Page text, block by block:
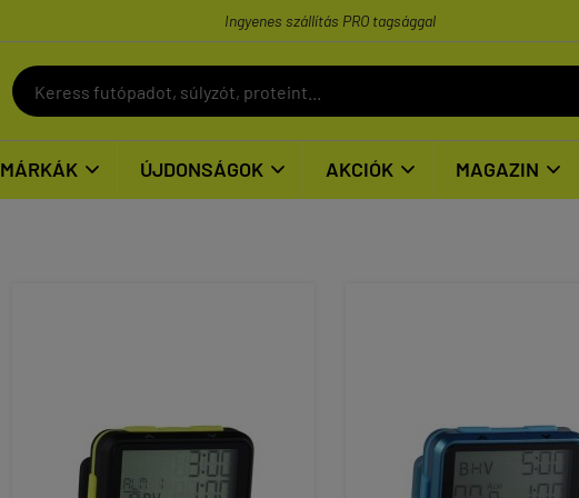
Ingyenes szállítás PRO tagsággal
MÁRKÁK  ÚJDONSÁGOK  AKCIÓK  MAGAZIN 